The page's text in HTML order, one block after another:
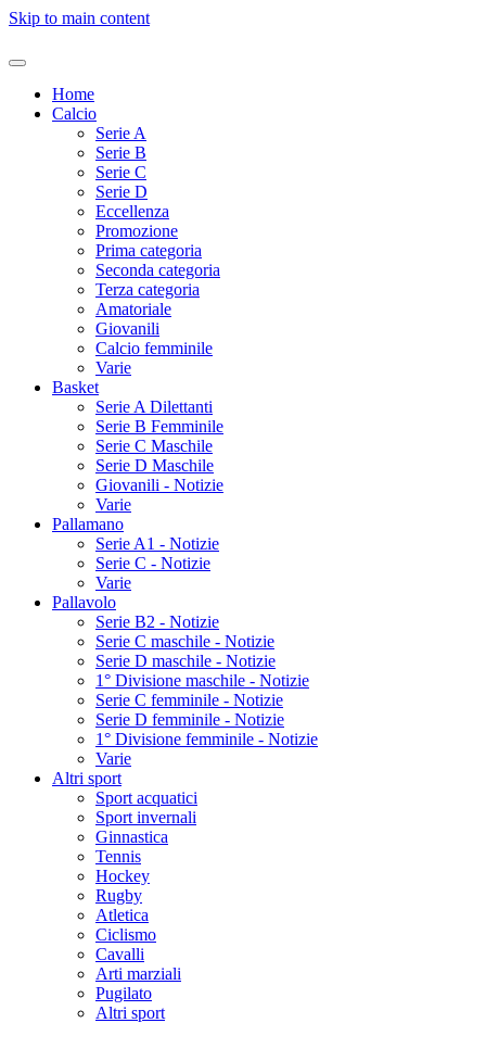
Skip to main content
Home
Calcio
Serie A
Serie B
Serie C
Serie D
Eccellenza
Promozione
Prima categoria
Seconda categoria
Terza categoria
Amatoriale
Giovanili
Calcio femminile
Varie
Basket
Serie A Dilettanti
Serie B Femminile
Serie C Maschile
Serie D Maschile
Giovanili - Notizie
Varie
Pallamano
Serie A1 - Notizie
Serie C - Notizie
Varie
Pallavolo
Serie B2 - Notizie
Serie C maschile - Notizie
Serie D maschile - Notizie
1° Divisione maschile - Notizie
Serie C femminile - Notizie
Serie D femminile - Notizie
1° Divisione femminile - Notizie
Varie
Altri sport
Sport acquatici
Sport invernali
Ginnastica
Tennis
Hockey
Rugby
Atletica
Ciclismo
Cavalli
Arti marziali
Pugilato
Altri sport